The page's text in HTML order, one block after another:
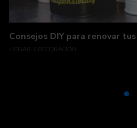
Consejos DIY para renovar
HOGAR Y DECORACIÓN